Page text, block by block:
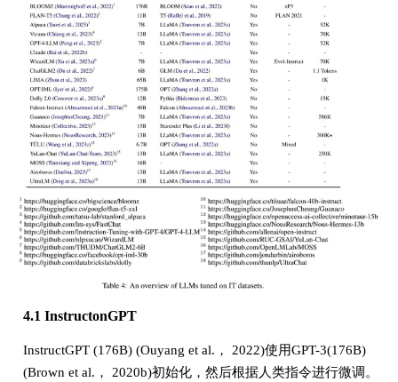
4.1 InstructonGPT
InstructGPT (176B) (Ouyang et al.， 2022)使用GPT-3(176B)
(Brown et al.， 2020b)初始化，然后根据人类指令进行微调。